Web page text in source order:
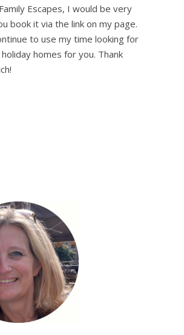
Escapes, I would be very
book it via the link on my page.
to use my time looking for
homes for you. Thank